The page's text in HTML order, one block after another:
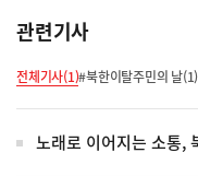
관련기사
전체기사(1)#북한이탈주민의 날(1)
노래로 이어지는 소통, 북